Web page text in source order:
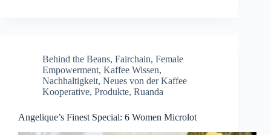
Behind the Beans, Fairchain, Female
Empowerment, Kaffee Wissen,
Nachhaltigkeit, Neues von der Kaffee
Kooperative, Produkte, Ruanda
Angelique’s Finest Special: 6 Women Microlot